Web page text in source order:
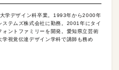
学デザイン科卒業。1993年から2000年
ステムズ株式会社に勤務。2001年にタイ
ントファミリーを開発。愛知県立芸術
視覚伝達デザイン学科で講師も務め